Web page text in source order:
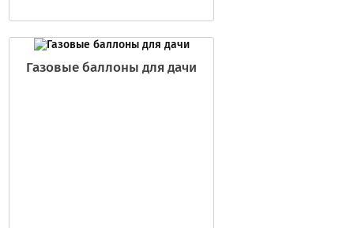
Газовые баллоны для дачи